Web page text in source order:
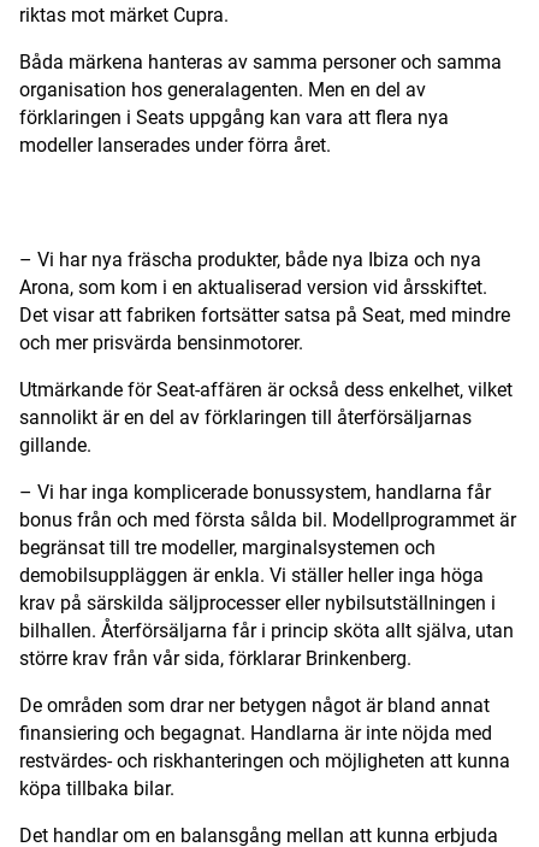
riktas mot märket Cupra.
Båda märkena hanteras av samma personer och samma
organisation hos generalagenten. Men en del av
förklaringen i Seats uppgång kan vara att flera nya
modeller lanserades under förra året.
– Vi har nya fräscha produkter, både nya Ibiza och nya
Arona, som kom i en aktualiserad version vid årsskiftet.
Det visar att fabriken fortsätter satsa på Seat, med mindre
och mer prisvärda bensinmotorer.
Utmärkande för Seat-affären är också dess enkelhet, vilket
sannolikt är en del av förklaringen till återförsäljarnas
gillande.
– Vi har inga komplicerade bonussystem, handlarna får
bonus från och med första sålda bil. Modellprogrammet är
begränsat till tre modeller, marginalsystemen och
demobilsuppläggen är enkla. Vi ställer heller inga höga
krav på särskilda säljprocesser eller nybilsutställningen i
bilhallen. Återförsäljarna får i princip sköta allt själva, utan
större krav från vår sida, förklarar Brinkenberg.
De områden som drar ner betygen något är bland annat
finansiering och begagnat. Handlarna är inte nöjda med
restvärdes- och riskhanteringen och möjligheten att kunna
köpa tillbaka bilar.
Det handlar om en balansgång mellan att kunna erbjuda